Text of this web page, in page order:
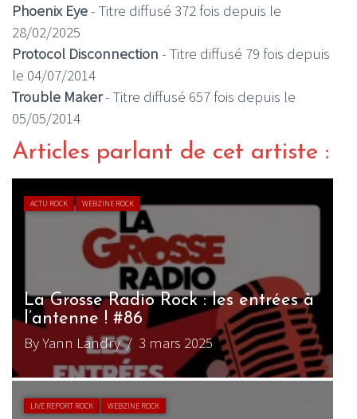
Phoenix Eye- Titre diffusé 372 fois depuis le
28/02/2025
Protocol Disconnection - Titre diffusé 79 fois depuis
le 04/07/2014
Trouble Maker- Titre diffusé 657 fois depuis le
05/05/2014
Articles parlant de cet artiste :
ACTU ROCK WEBZINE ROCK
La Grosse Radio Rock : les entrées à
l’antenne ! #86
By Yann Landry/ 3 mars 2025
LIVE REPORT ROCK WEBZINE ROCK